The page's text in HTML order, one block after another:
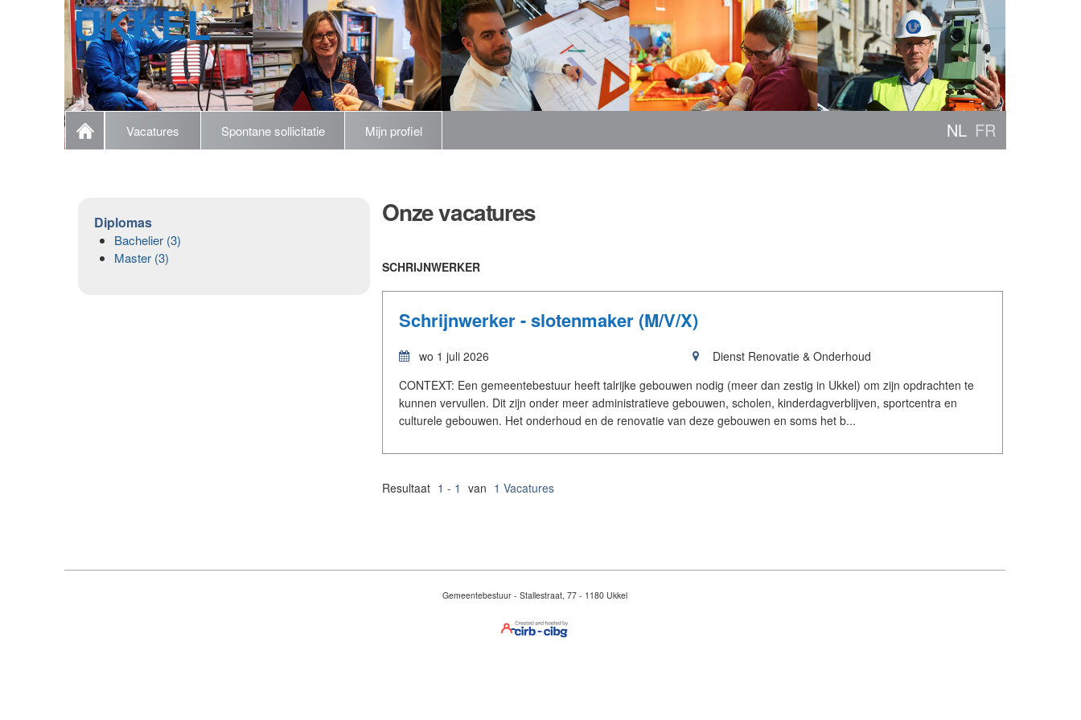
UKKEL
Vacatures Spontane sollicitatie Mijn profiel NL FR
Diplomas
Bachelier (3)
Master (3)
Onzevacatures
SCHRIJNWERKER
Schrijnwerker - slotenmaker (M/V/X)
wo 1 juli 2026
Dienst Renovatie & Onderhoud
CONTEXT: Een gemeentebestuur heeft talrijke gebouwen nodig (meer dan zestig in Ukkel) om zijn opdrachten te
kunnen vervullen. Dit zijn onder meer administratieve gebouwen, scholen, kinderdagverblijven, sportcentra en
culturele gebouwen. Het onderhoud en de renovatie van deze gebouwen en soms het b...
Resultaat 1 - 1 van 1 Vacatures
Gemeentebestuur - Stallestraat, 77 - 1180 Ukkel